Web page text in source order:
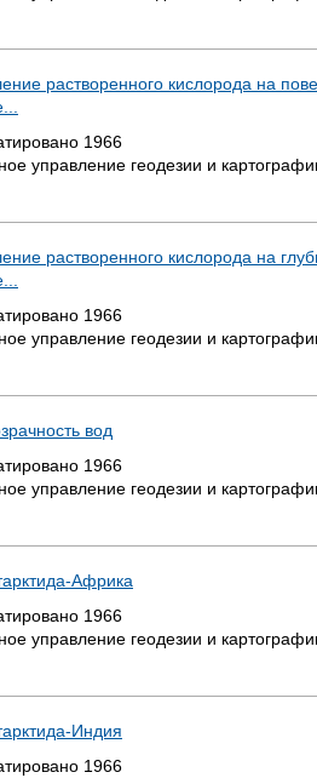
растворенного кислорода на
1966
управление геодезии и
растворенного кислорода на
1966
управление геодезии и
вод
1966
управление геодезии и
Африка
1966
управление геодезии и
Индия
1966